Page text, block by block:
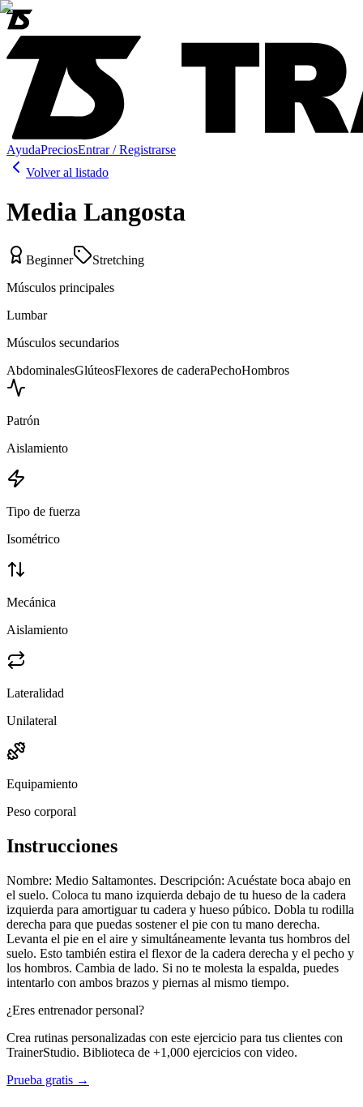
AyudaPreciosEntrar / Registrarse
Volver al listado
Media Langosta
Beginner
Stretching
Músculos principales
Lumbar
Músculos secundarios
AbdominalesGlúteosFlexores de caderaPechoHombros
Patrón
Aislamiento
Tipo de fuerza
Isométrico
Mecánica
Aislamiento
Lateralidad
Unilateral
Equipamiento
Peso corporal
Instrucciones
Nombre: Medio Saltamontes. Descripción: Acuéstate boca abajo en
el suelo. Coloca tu mano izquierda debajo de tu hueso de la cadera
izquierda para amortiguar tu cadera y hueso púbico. Dobla tu rodilla
derecha para que puedas sostener el pie con tu mano derecha.
Levanta el pie en el aire y simultáneamente levanta tus hombros del
suelo. Esto también estira el flexor de la cadera derecha y el pecho y
los hombros. Cambia de lado. Si no te molesta la espalda, puedes
intentarlo con ambos brazos y piernas al mismo tiempo.
¿Eres entrenador personal?
Crea rutinas personalizadas con este ejercicio para tus clientes con
TrainerStudio. Biblioteca de +1,000 ejercicios con video.
Prueba gratis →